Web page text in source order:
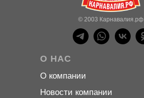
О НАС
© 2003 Карнавалия.рф
О компании
Новости компании